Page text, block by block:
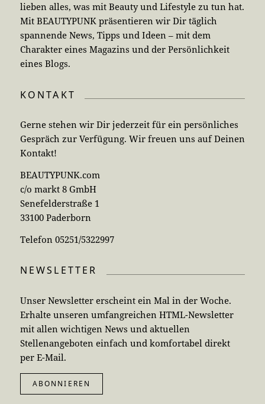
lieben alles, was mit Beauty und Lifestyle zu tun hat.
Mit BEAUTYPUNK präsentieren wir Dir täglich
spannende News, Tipps und Ideen – mit dem
Charakter eines Magazins und der Persönlichkeit
eines Blogs.
KONTAKT
Gerne stehen wir Dir jederzeit für ein persönliches
Gespräch zur Verfügung. Wir freuen uns auf Deinen
Kontakt!
BEAUTYPUNK.com
c/o markt 8 GmbH
Senefelderstraße 1
33100 Paderborn
Telefon 05251/5322997
NEWSLETTER
Unser Newsletter erscheint ein Mal in der Woche.
Erhalte unseren umfangreichen HTML-Newsletter
mit allen wichtigen News und aktuellen
Stellenangeboten einfach und komfortabel direkt
per E-Mail.
ABONNIEREN